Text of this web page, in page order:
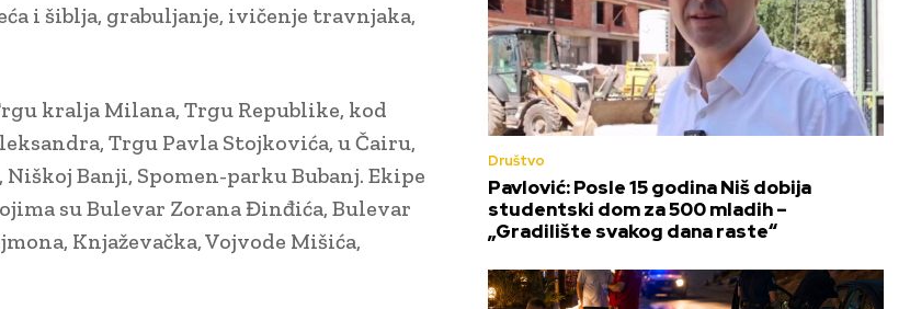
i šiblja, grabuljanje, ivičenje travnjaka,
kralja Milana, Trgu Republike, kod
Trgu Pavla Stojkovića, u Čairu,
Banji, Spomen-parku Bubanj. Ekipe
su Bulevar Zorana Đinđića, Bulevar
Knjaževačka, Vojvode Mišića,
Društvo
Pavlović: Posle 15 godina Niš dobija
studentski dom za 500 mladih –
„Gradilište svakog dana raste“